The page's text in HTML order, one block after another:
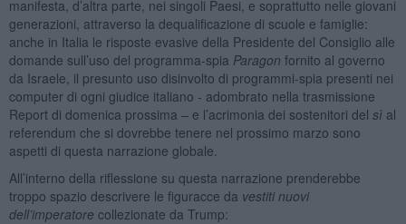
manifesta, d’altra parte, nei singoli Paesi, e soprattutto nelle giovani
generazioni, attraverso la dequalificazione di scuole e famiglie:
anche in Italia le risposte evasive della Presidente del Consiglio alle
domande sull’uso del programma-spia Paragon fornito al governo
da Israele, il presunto uso disinvolto di programmi-spia presenti nei
computer di ogni giudice italiano - adombrato nella trasmissione
Report di domenica prossima – e l’acrimonia dei sostenitori del sì al
referendum che si dovrebbe tenere nel prossimo marzo sono
aspetti di questa narrazione globale.
All’interno della riflessione su questa narrazione prenderebbe
troppo spazio descrivere le figuracce da vestiti nuovi
dell’imperatore collezionate da Trump: